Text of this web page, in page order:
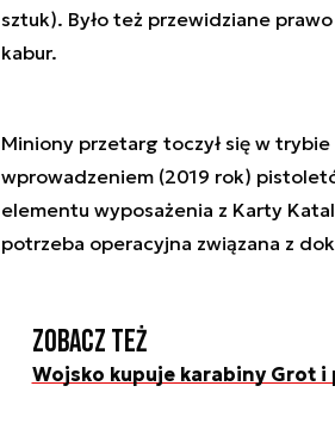
sztuk). Było też przewidziane
kabur.
Miniony przetarg toczył się w
wprowadzeniem (2019 rok)
elementu wyposażenia z Karty
potrzeba operacyjna związana z
Zobacz też
Wojsko kupuje karabiny Grot i